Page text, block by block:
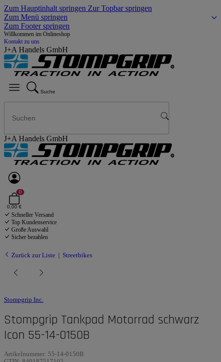
Zum Hauptinhalt springen Zur Topbar springen
Zum Menü springen
Zum Footer springen
Willkommen im Onlineshop
Kontakt zu uns
J+A Handels GmbH
Suche
J+A Handels GmbH
0
0,00 €
Schneller Versand
Top Kundenservice
Große Auswahl
Sicher bezahlen
Zurück zur Liste Streetbikes
Stompgrip Inc.
Stompgrip Tankpad Motorrad schwarz
Icon 55-14-0150B
Artikelnummer: 55-14-0150B